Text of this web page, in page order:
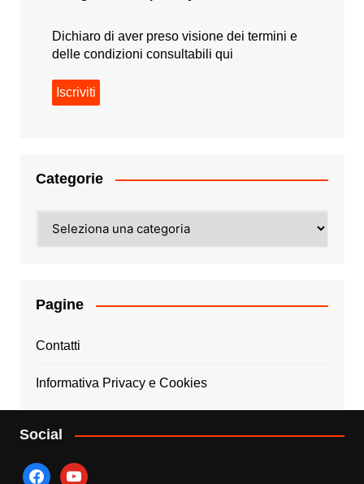
Dichiaro di aver preso visione dei termini e
delle condizioni consultabili qui
Categorie
Pagine
Contatti
Informativa Privacy e Cookies
Social
facebookyoutube